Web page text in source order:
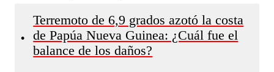
•
Terremoto de 6,9 grados azotó la costa
de Papúa Nueva Guinea: ¿Cuál fue el
balance de los daños?